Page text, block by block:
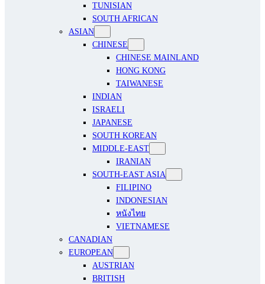
TUNISIAN
SOUTH AFRICAN
ASIAN
CHINESE
CHINESE MAINLAND
HONG KONG
TAIWANESE
INDIAN
ISRAELI
JAPANESE
SOUTH KOREAN
MIDDLE-EAST
IRANIAN
SOUTH-EAST ASIA
FILIPINO
INDONESIAN
หนังไทย
VIETNAMESE
CANADIAN
EUROPEAN
AUSTRIAN
BRITISH